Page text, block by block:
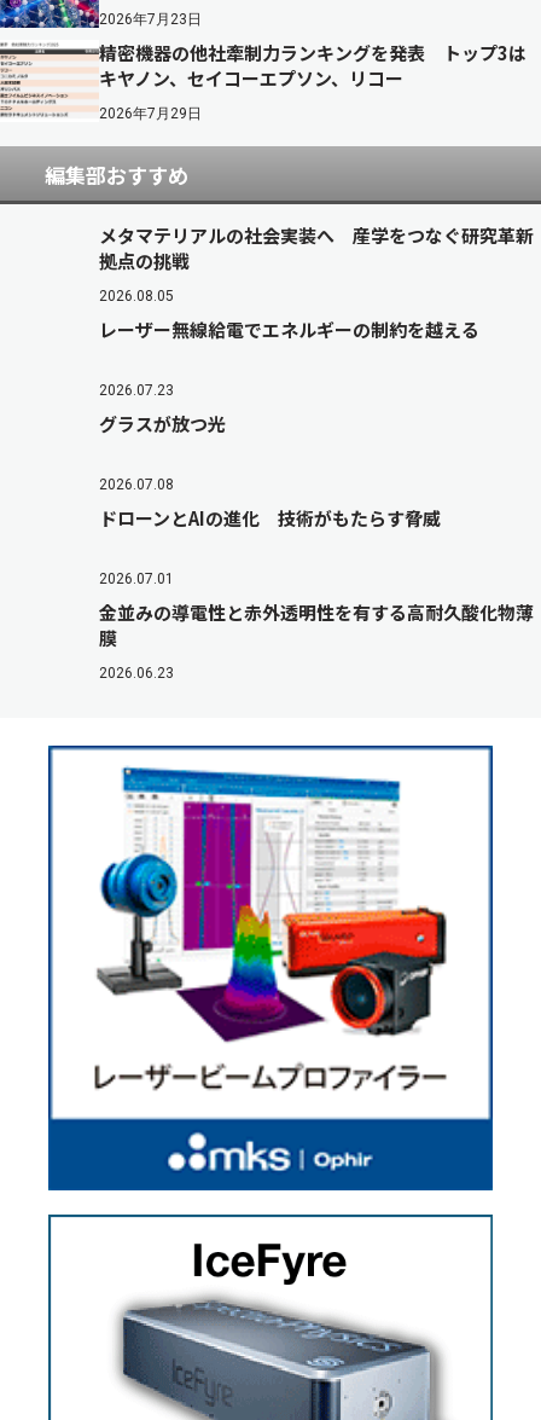
2026年7月23日
精密機器の他社牽制力ランキングを発表 トップ3は
キヤノン、セイコーエプソン、リコー
2026年7月29日
編集部おすすめ
メタマテリアルの社会実装へ 産学をつなぐ研究革新
拠点の挑戦
2026.08.05
レーザー無線給電でエネルギーの制約を越える
2026.07.23
グラスが放つ光
2026.07.08
ドローンとAIの進化 技術がもたらす脅威
2026.07.01
金並みの導電性と赤外透明性を有する高耐久酸化物薄
膜
2026.06.23